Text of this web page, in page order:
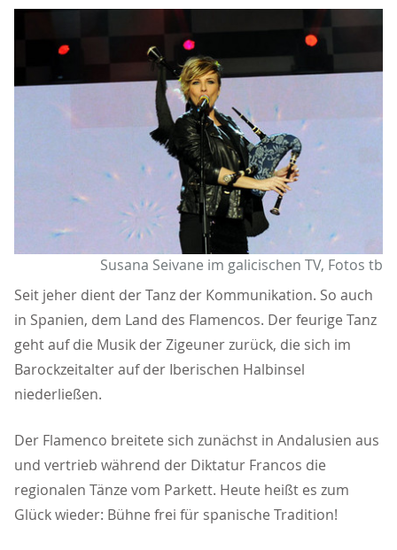
Susana Seivane im galicischen TV, Fotos tb
Seit jeher dient der Tanz der Kommunikation. So auch
in Spanien, dem Land des Flamencos. Der feurige Tanz
geht auf die Musik der Zigeuner zurück, die sich im
Barockzeitalter auf der Iberischen Halbinsel
niederließen.
Der Flamenco breitete sich zunächst in Andalusien aus
und vertrieb während der Diktatur Francos die
regionalen Tänze vom Parkett. Heute heißt es zum
Glück wieder: Bühne frei für spanische Tradition!